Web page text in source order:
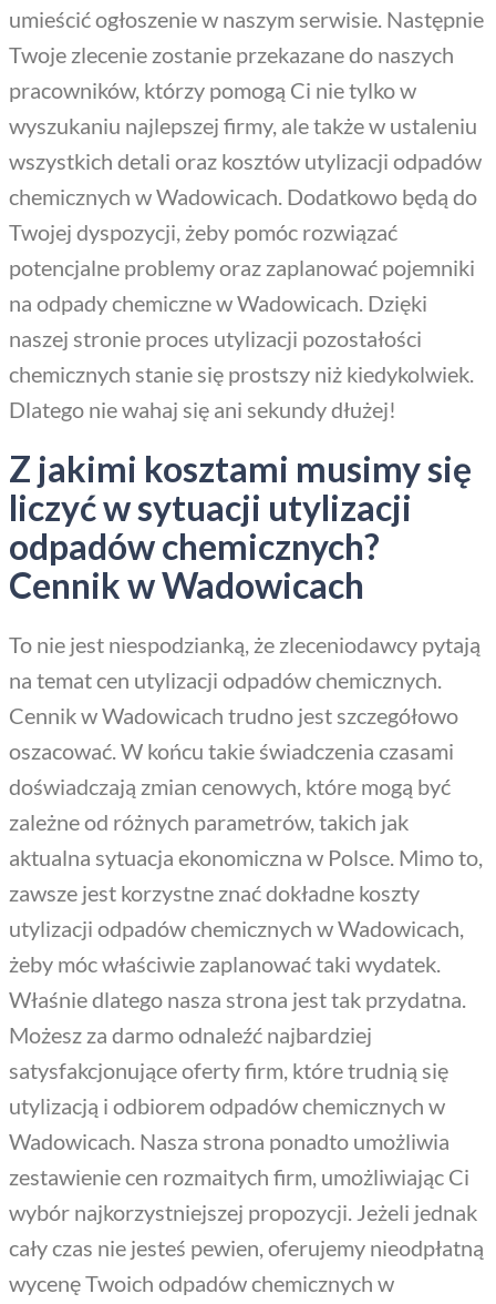
umieścić ogłoszenie w naszym serwisie. Następnie
Twoje zlecenie zostanie przekazane do naszych
pracowników, którzy pomogą Ci nie tylko w
wyszukaniu najlepszej firmy, ale także w ustaleniu
wszystkich detali oraz kosztów utylizacji odpadów
chemicznych w Wadowicach. Dodatkowo będą do
Twojej dyspozycji, żeby pomóc rozwiązać
potencjalne problemy oraz zaplanować pojemniki
na odpady chemiczne w Wadowicach. Dzięki
naszej stronie proces utylizacji pozostałości
chemicznych stanie się prostszy niż kiedykolwiek.
Dlatego nie wahaj się ani sekundy dłużej!
Z jakimi kosztami musimy się
liczyć w sytuacji utylizacji
odpadów chemicznych?
Cennik w Wadowicach
To nie jest niespodzianką, że zleceniodawcy pytają
na temat cen utylizacji odpadów chemicznych.
Cennik w Wadowicach trudno jest szczegółowo
oszacować. W końcu takie świadczenia czasami
doświadczają zmian cenowych, które mogą być
zależne od różnych parametrów, takich jak
aktualna sytuacja ekonomiczna w Polsce. Mimo to,
zawsze jest korzystne znać dokładne koszty
utylizacji odpadów chemicznych w Wadowicach,
żeby móc właściwie zaplanować taki wydatek.
Właśnie dlatego nasza strona jest tak przydatna.
Możesz za darmo odnaleźć najbardziej
satysfakcjonujące oferty firm, które trudnią się
utylizacją i odbiorem odpadów chemicznych w
Wadowicach. Nasza strona ponadto umożliwia
zestawienie cen rozmaitych firm, umożliwiając Ci
wybór najkorzystniejszej propozycji. Jeżeli jednak
cały czas nie jesteś pewien, oferujemy nieodpłatną
wycenę Twoich odpadów chemicznych w